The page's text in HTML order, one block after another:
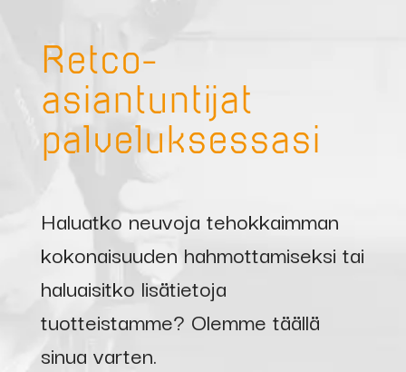
Retco-
asiantuntijat
palveluksessasi
Haluatko neuvoja tehokkaimman
kokonaisuuden hahmottamiseksi tai
haluaisitko lisätietoja
tuotteistamme? Olemme täällä
sinua varten.